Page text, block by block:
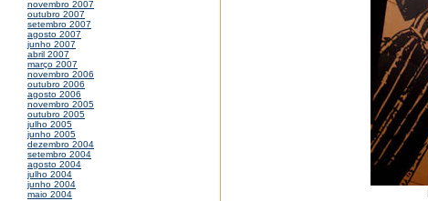
novembro 2007
outubro 2007
setembro 2007
agosto 2007
junho 2007
abril 2007
março 2007
novembro 2006
outubro 2006
agosto 2006
novembro 2005
outubro 2005
julho 2005
junho 2005
dezembro 2004
setembro 2004
agosto 2004
julho 2004
junho 2004
maio 2004